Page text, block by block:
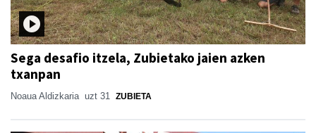
Sega desafio itzela, Zubietako jaien azken
txanpan
Noaua Aldizkaria uzt 31 ZUBIETA